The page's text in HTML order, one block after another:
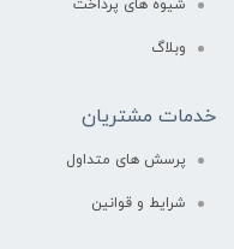
شیوه های پرداخت
وبلاگ
خدمات مشتریان
پرسش های متداول
شرایط و قوانین